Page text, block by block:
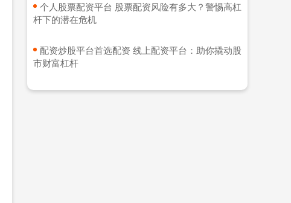
​个人股票配资平台 股票配资风险有多大？警惕高杠
杆下的潜在危机
​配资炒股平台首选配资 线上配资平台：助你撬动股
市财富杠杆